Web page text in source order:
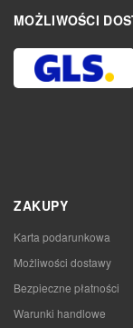
MOŻLIWOŚCI
ZAKUPY
Karta podarunkowa
Możliwości dostawy
Bezpieczne płatności
Warunki handlowe